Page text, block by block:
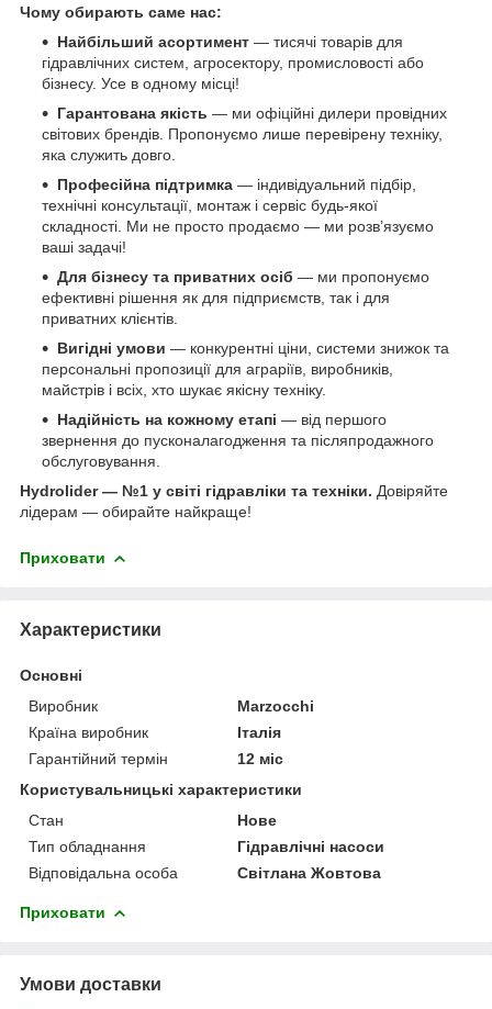
Чому обирають саме нас:
Найбільший асортимент — тисячі товарів для
гідравлічних систем, агросектору, промисловості або
бізнесу. Усе в одному місці!
Гарантована якість — ми офіційні дилери провідних
світових брендів. Пропонуємо лише перевірену техніку,
яка служить довго.
Професійна підтримка — індивідуальний підбір,
технічні консультації, монтаж і сервіс будь-якої
складності. Ми не просто продаємо — ми розв’язуємо
ваші задачі!
Для бізнесу та приватних осіб — ми пропонуємо
ефективні рішення як для підприємств, так і для
приватних клієнтів.
Вигідні умови — конкурентні ціни, системи знижок та
персональні пропозиції для аграріїв, виробників,
майстрів і всіх, хто шукає якісну техніку.
Надійність на кожному етапі — від першого
звернення до пусконалагодження та післяпродажного
обслуговування.
Hydrolider — №1 у світі гідравліки та техніки. Довіряйте
лідерам — обирайте найкраще!
Приховати
Характеристики
Основні
Виробник
Marzocchi
Країна виробник
Італія
Гарантійний термін
12 міс
Користувальницькі характеристики
Стан
Нове
Тип обладнання
Гідравлічні насоси
Відповідальна особа
Світлана Жовтова
Приховати
Умови доставки